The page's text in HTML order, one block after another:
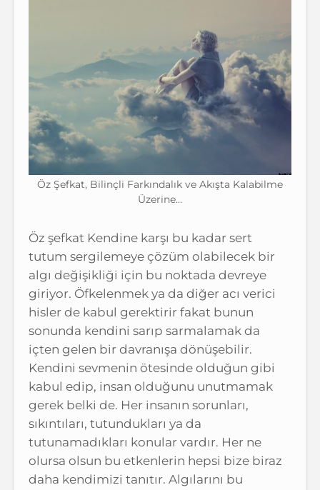
Öz Şefkat, Bilinçli Farkındalık ve Akışta Kalabilme
Üzerine…
Öz şefkat Kendine karşı bu kadar sert
tutum sergilemeye çözüm olabilecek bir
algı değişikliği için bu noktada devreye
giriyor. Öfkelenmek ya da diğer acı verici
hisler de kabul gerektirir fakat bunun
sonunda kendini sarıp sarmalamak da
içten gelen bir davranışa dönüşebilir.
Kendini sevmenin ötesinde olduğun gibi
kabul edip, insan olduğunu unutmamak
gerek belki de. Her insanın sorunları,
sıkıntıları, tutundukları ya da
tutunamadıkları konular vardır. Her ne
olursa olsun bu etkenlerin hepsi bize biraz
daha kendimizi tanıtır. Algılarını bu